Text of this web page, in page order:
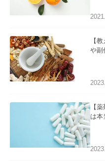
【
や副
【
は本